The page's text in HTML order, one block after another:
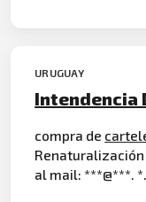
URUGUAY
Intendencia
compra de
al mail: ***@***.